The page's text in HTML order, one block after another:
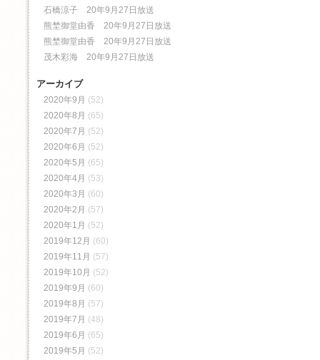
石橋涼子 20年9月27日放送
熊埜御堂由香 20年9月27日放送
熊埜御堂由香 20年9月27日放送
茂木彩海 20年9月27日放送
アーカイブ
2020年9月 (52)
2020年8月 (65)
2020年7月 (52)
2020年6月 (52)
2020年5月 (65)
2020年4月 (53)
2020年3月 (60)
2020年2月 (57)
2020年1月 (52)
2019年12月 (60)
2019年11月 (57)
2019年10月 (52)
2019年9月 (60)
2019年8月 (57)
2019年7月 (48)
2019年6月 (65)
2019年5月 (52)